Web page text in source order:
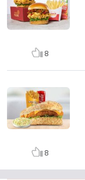
8
8